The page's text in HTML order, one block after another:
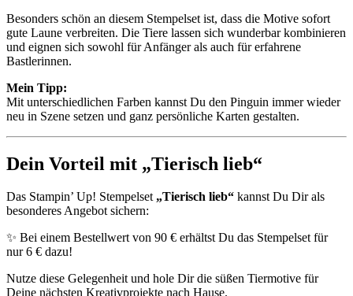
Besonders schön an diesem Stempelset ist, dass die Motive sofort
gute Laune verbreiten. Die Tiere lassen sich wunderbar kombinieren
und eignen sich sowohl für Anfänger als auch für erfahrene
Bastlerinnen.
Mein Tipp:
Mit unterschiedlichen Farben kannst Du den Pinguin immer wieder
neu in Szene setzen und ganz persönliche Karten gestalten.
Dein Vorteil mit „Tierisch lieb“
Das Stampin’ Up! Stempelset „Tierisch lieb“ kannst Du Dir als
besonderes Angebot sichern:
✨ Bei einem Bestellwert von 90 € erhältst Du das Stempelset für
nur 6 € dazu!
Nutze diese Gelegenheit und hole Dir die süßen Tiermotive für
Deine nächsten Kreativprojekte nach Hause.